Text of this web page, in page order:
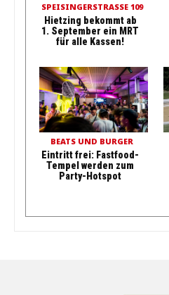
SPEISINGERSTRASSE 109
Hietzing bekommt ab
1. September ein MRT
für alle Kassen!
BEATS UND BURGER
Eintritt frei: Fastfood-
Tempel werden zum
Party-Hotspot